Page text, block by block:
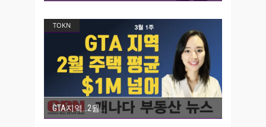
TOKN
GTA지역…2월